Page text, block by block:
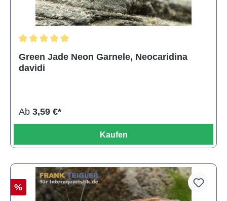
Green Jade Neon Garnele, Neocaridina
davidi
Ab 3,59 €*
Kaufen
%